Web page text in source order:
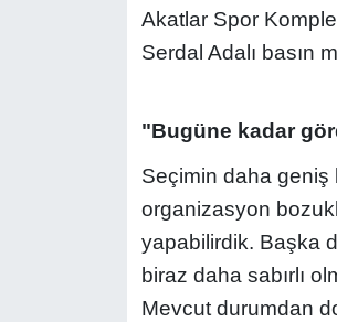
Akatlar Spor
Serdal Adalı basın
"Bugüne kadar
Seçimin daha geniş
organizasyon
yapabilirdik. Başka
biraz daha sabırlı
Mevcut durumdan